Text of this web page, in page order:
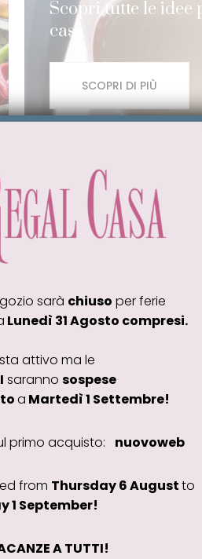
Scopri tutte le idee
casa
SCOPRI DI PIÙ
Scopri i nostri
sarà chiuso per ferie
Lunedì 31 Agosto compresi.
attivo ma le
sarannosospese
a Martedì 1 Settembre!
primo acquisto: nuovoweb
from Thursday 6 Augustto
1 September!
A TUTTI!